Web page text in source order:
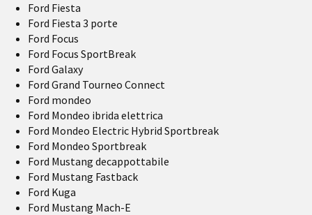
Ford Fiesta
Ford Fiesta 3 porte
Ford Focus
Ford Focus SportBreak
Ford Galaxy
Ford Grand Tourneo Connect
Ford mondeo
Ford Mondeo ibrida elettrica
Ford Mondeo Electric Hybrid Sportbreak
Ford Mondeo Sportbreak
Ford Mustang decappottabile
Ford Mustang Fastback
Ford Kuga
Ford Mustang Mach-E